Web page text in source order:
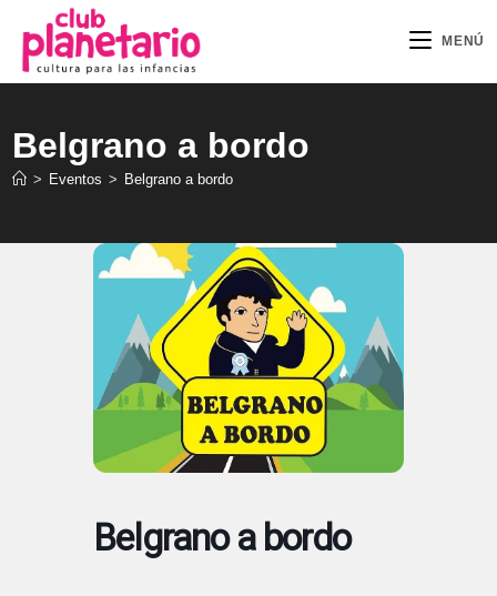
contenido
MENÚ
Belgrano a bordo
> Eventos > Belgrano a bordo
Belgrano a bordo